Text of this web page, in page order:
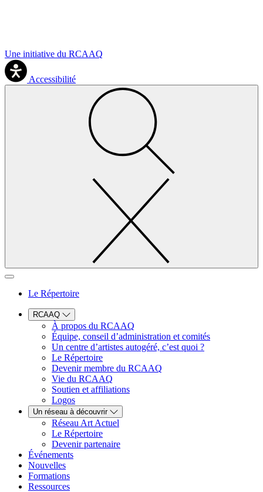
Une initiative du RCAAQ
Accessibilité
Le Répertoire
RCAAQ
À propos du RCAAQ
Équipe, conseil d’administration et comités
Un centre d’artistes autogéré, c’est quoi ?
Le Répertoire
Devenir membre du RCAAQ
Vie du RCAAQ
Soutien et affiliations
Logos
Un réseau à découvrir
Réseau Art Actuel
Le Répertoire
Devenir partenaire
Événements
Nouvelles
Formations
Ressources